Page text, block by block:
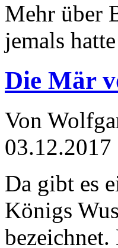
Mehr über
jemals
Die Mär
Von
03.12.2017
Da gibt es
Königs
bezeichnet.